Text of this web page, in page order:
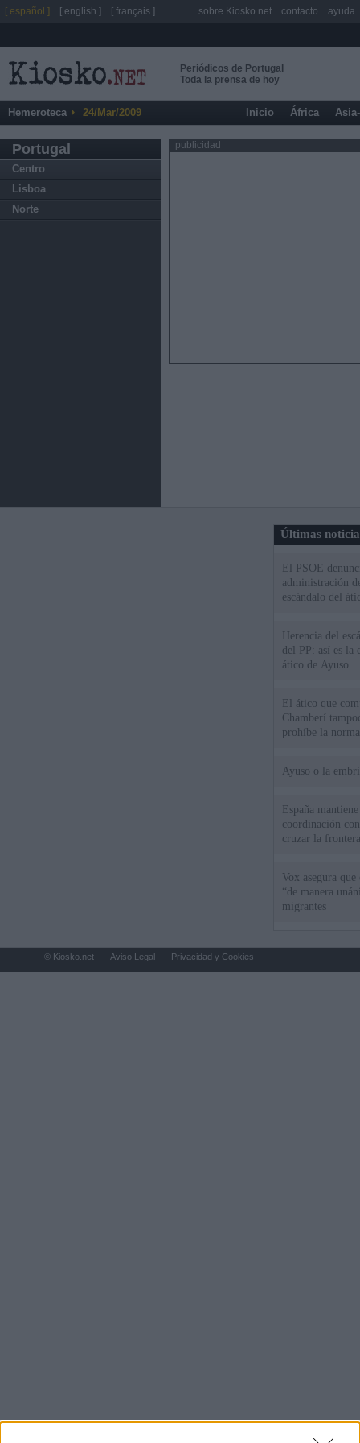
Periódicos de Portugal
Toda la prensa de hoy
Hemeroteca 24/Mar/2009 Inicio África
Portugal
Centro
Lisboa
Norte
publicidad
Últimas
El PSOE
administración
escándalo del
Herencia del
del PP: así es la
ático de Ayuso
El ático que
Chamberí
prohíbe la
Ayuso o la
España
coordinación
cruzar la
Vox asegura
“de manera
migrantes
[ español ] [ english ] [ français ] sobre Kiosko.net contacto ayuda
© Kiosko.net Aviso Legal Privacidad y Cookies